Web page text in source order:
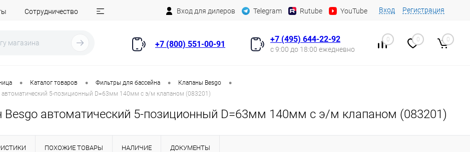
Сотрудничество Вход для дилеров Telegram Rutube YouTube Вход Регистрация
+7 (800) 551-00-91
+7 (495) 644-22-92
с 9:00 до 18:00 ежедневно
0 0 0
• Каталог товаров • Фильтры для бассейна • Клапаны Besgo •
автоматический 5-позиционный D=63мм 140мм с э/м клапаном (083201)
Besgo автоматический 5-позиционный D=63мм 140мм с э/м клапаном (083201)
ПОХОЖИЕ ТОВАРЫ НАЛИЧИЕ ДОКУМЕНТЫ